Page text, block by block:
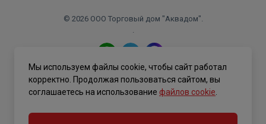
© 2026 ООО Торговый дом "Аквадом".
.
Политика конфиденциальности
Мы используем файлы cookie, чтобы сайт работал
корректно. Продолжая пользоваться сайтом, вы
соглашаетесь на использование файлов cookie